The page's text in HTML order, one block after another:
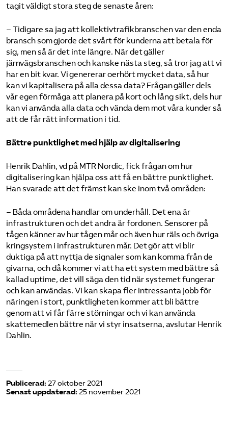
tagit väldigt stora steg de senaste åren:
– Tidigare sa jag att kollektivtrafikbranschen var den enda
bransch som gjorde det svårt för kunderna att betala för
sig, men så är det inte längre. När det gäller
järnvägsbranschen och kanske nästa steg, så tror jag att vi
har en bit kvar. Vi genererar oerhört mycket data, så hur
kan vi kapitalisera på alla dessa data? Frågan gäller dels
vår egen förmåga att planera på kort och lång sikt, dels hur
kan vi använda alla data och vända dem mot våra kunder så
att de får rätt information i tid.
Bättre punktlighet med hjälp av digitalisering
Henrik Dahlin, vd på MTR Nordic, fick frågan om hur
digitalisering kan hjälpa oss att få en bättre punktlighet.
Han svarade att det främst kan ske inom två områden:
– Båda områdena handlar om underhåll. Det ena är
infrastrukturen och det andra är fordonen. Sensorer på
tågen känner av hur tågen mår och även hur räls och övriga
kringsystem i infrastrukturen mår. Det gör att vi blir
duktiga på att nyttja de signaler som kan komma från de
givarna, och då kommer vi att ha ett system med bättre så
kallad uptime, det vill säga den tid när systemet fungerar
och kan användas. Vi kan skapa fler intressanta jobb för
näringen i stort, punktligheten kommer att bli bättre
genom att vi får färre störningar och vi kan använda
skattemedlen bättre när vi styr insatserna, avslutar Henrik
Dahlin.
Publicerad: 27 oktober 2021
Senast uppdaterad: 25 november 2021